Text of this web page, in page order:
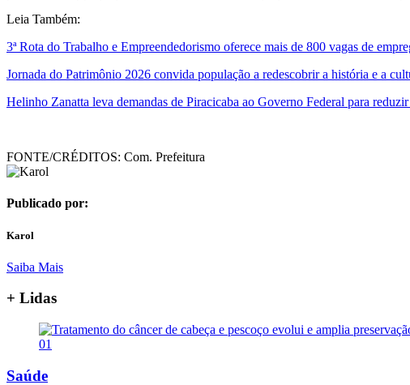
Leia Também:
3ª Rota do Trabalho e Empreendedorismo oferece mais de 800 vagas de
Jornada do Patrimônio 2026 convida população a redescobrir a história e a
Helinho Zanatta leva demandas de Piracicaba ao Governo Federal para
FONTE/CRÉDITOS: Com. Prefeitura
Publicado por:
Karol
Saiba Mais
+ Lidas
01
Saúde